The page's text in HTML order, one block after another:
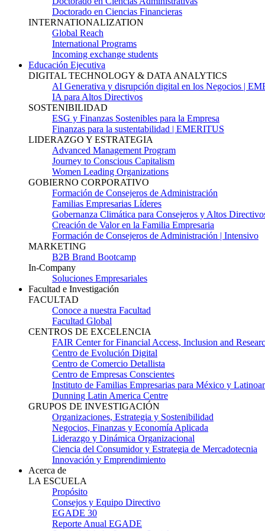
Doctorado en Ciencias Financieras
INTERNATIONALIZATION
Global Reach
International Programs
Incoming exchange students
Educación Ejecutiva
DIGITAL TECHNOLOGY & DATA ANALYTICS
AI Generativa y disrupción digital en los Negocios |
IA para Altos Directivos
SOSTENIBILIDAD
ESG y Finanzas Sostenibles para la Empresa
Finanzas para la sustentabilidad | EMERITUS
LIDERAZGO Y ESTRATEGIA
Advanced Management Program
Journey to Conscious Capitalism
Women Leading Organizations
GOBIERNO CORPORATIVO
Formación de Consejeros de Administración
Familias Empresarias Líderes
Gobernanza Climática para Consejeros y Altos
Creación de Valor en la Familia Empresaria
Formación de Consejeros de Administración | Intensivo
MARKETING
B2B Brand Bootcamp
In-Company
Soluciones Empresariales
Facultad e Investigación
FACULTAD
Conoce a nuestra Facultad
Facultad Global
CENTROS DE EXCELENCIA
FAIR Center for Financial Access, Inclusion and
Centro de Evolución Digital
Centro de Comercio Detallista
Centro de Empresas Conscientes
Instituto de Familias Empresarias para México y
Dunning Latin America Centre
GRUPOS DE INVESTIGACIÓN
Organizaciones, Estrategia y Sostenibilidad
Negocios, Finanzas y Economía Aplicada
Liderazgo y Dinámica Organizacional
Ciencia del Consumidor y Estrategia de Mercadotecnia
Innovación y Emprendimiento
Acerca de
LA ESCUELA
Propósito
Consejos y Equipo Directivo
EGADE 30
Reporte Anual EGADE